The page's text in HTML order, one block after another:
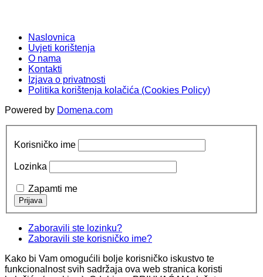
Naslovnica
Uvjeti korištenja
O nama
Kontakti
Izjava o privatnosti
Politika korištenja kolačića (Cookies Policy)
Powered by Domena.com
Korisničko ime
Lozinka
Zapamti me
Zaboravili ste lozinku?
Zaboravili ste korisničko ime?
Kako bi Vam omogućili bolje korisničko iskustvo te
funkcionalnost svih sadržaja ova web stranica koristi